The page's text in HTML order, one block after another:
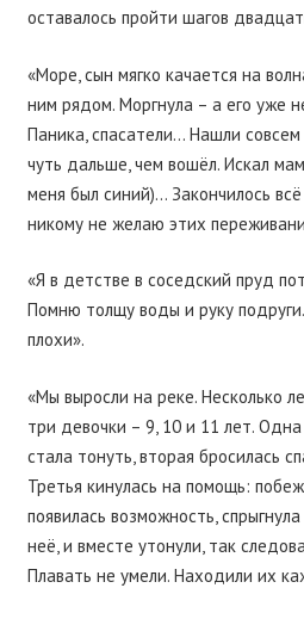
оставалось пройти шагов
«Море, сын мягко качается на
ним рядом. Моргнула – а его уже
Паника, спасатели… Нашли
чуть дальше, чем вошёл. Искал
меня был синий)… Закончилось
никому не желаю этих
«Я в детстве в соседский пруд
Помню толщу воды и руку
плохи».
«Мы выросли на реке. Несколько
три девочки – 9, 10 и 11 лет.
стала тонуть, вторая бросилась
Третья кинулась на помощь:
появилась возможность,
неё, и вместе утонули, так
Плавать не умели. Находили их